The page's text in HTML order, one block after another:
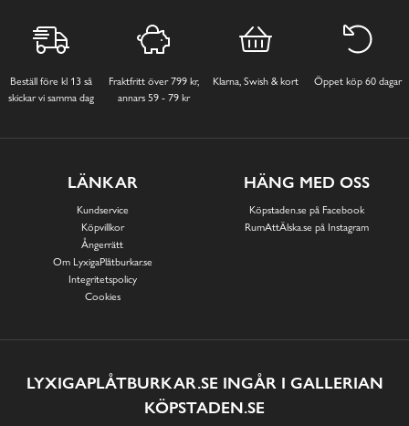
Beställ före kl 13 så
skickar vi samma dag
Fraktfritt över 799 kr,
annars 59 - 79 kr
Klarna, Swish & kort Öppet köp 60 dagar
LÄNKAR
Kundservice
Köpvillkor
Ångerrätt
Om LyxigaPlåtburkar.se
Integritetspolicy
Cookies
HÄNG MED OSS
Köpstaden.se på Facebook
RumAttÄlska.se på Instagram
LYXIGAPLÅTBURKAR.SE INGÅR I GALLERIAN
KÖPSTADEN.SE